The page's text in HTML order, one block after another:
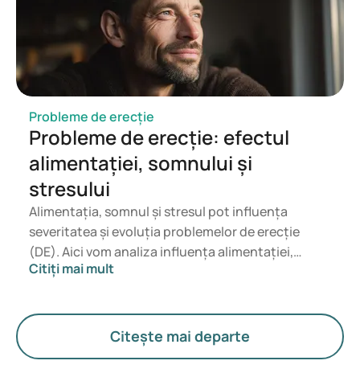
Probleme de erecție
Probleme de erecție: efectul
alimentației, somnului și
stresului
Alimentația, somnul și stresul pot influența
severitatea și evoluția problemelor de erecție
(DE). Aici vom analiza influența alimentației,
somnului și stresului asupra problemelor de
îmbunătăți relațiile intime.
Citiți mai mult
Citește mai departe